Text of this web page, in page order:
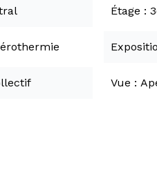
Étage
Vue